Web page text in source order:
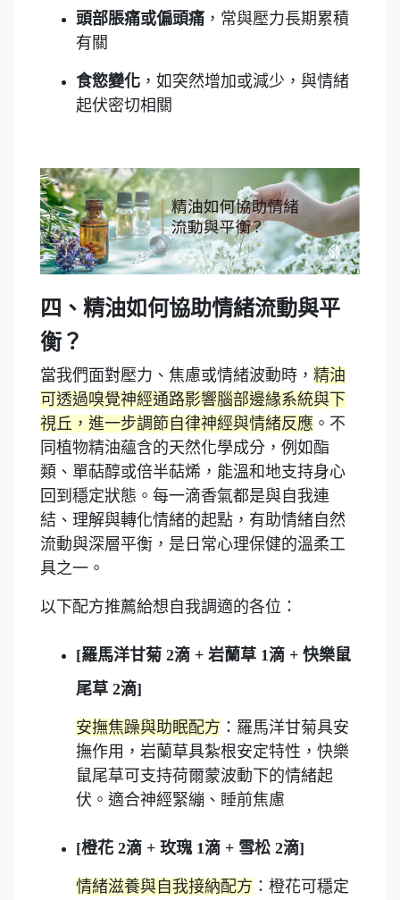
頭部脹痛或偏頭痛 ，常與壓力長期累積
有關
食慾變化 ，如突然增加或減少，與情緒
起伏密切相關
四、 精油如何協助情緒流動與平
衡？
當我們面對壓力、焦慮或情緒波動時， 精油
可透過嗅覺神經通路影響腦部邊緣系統與下
視丘，進一步調節自律神經與情緒反應 。不
同植物精油蘊含的天然化學成分，例如酯
類、單萜醇或倍半萜烯，能溫和地支持身心
回到穩定狀態。每一滴香氣都是與自我連
結、理解與轉化情緒的起點，有助情緒自然
流動與深層平衡，是日常心理保健的溫柔工
具之一。
以下配方推薦給想自我調適的各位：
[羅馬洋甘菊 2滴 + 岩蘭草 1滴 + 快樂鼠
尾草 2滴]
安撫焦躁與助眠配方 ：羅馬洋甘菊具安
撫作用，岩蘭草具紮根安定特性，快樂
鼠尾草可支持荷爾蒙波動下的情緒起
伏。適合神經緊繃、睡前焦慮
[橙花 2滴 + 玫瑰 1滴 + 雪松 2滴]
情緒滋養與自我接納配方 ：橙花可穩定